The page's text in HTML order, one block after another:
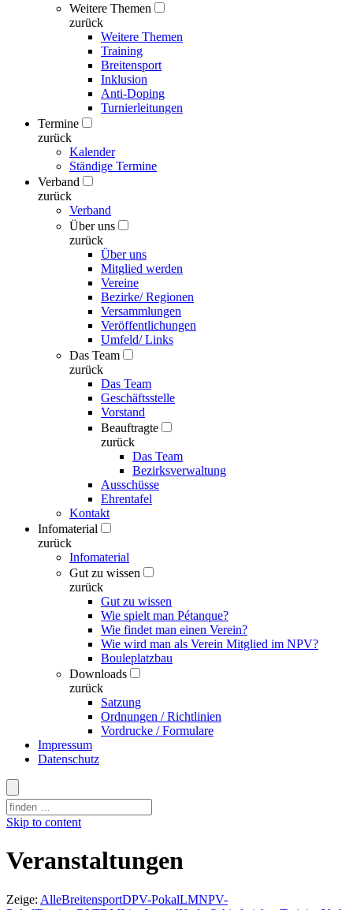
Weitere Themen
zurück
Weitere Themen
Training
Breitensport
Inklusion
Anti-Doping
Turnierleitungen
Termine
zurück
Kalender
Ständige Termine
Verband
zurück
Verband
Über uns
zurück
Über uns
Mitglied werden
Vereine
Bezirke/ Regionen
Versammlungen
Veröffentlichungen
Umfeld/ Links
Das Team
zurück
Das Team
Geschäftsstelle
Vorstand
Beauftragte
zurück
Das Team
Bezirksverwaltung
Ausschüsse
Ehrentafel
Kontakt
Infomaterial
zurück
Infomaterial
Gut zu wissen
zurück
Gut zu wissen
Wie spielt man Pétanque?
Wie findet man einen Verein?
Wie wird man als Verein Mitglied im NPV?
Bouleplatzbau
Downloads
zurück
Satzung
Ordnungen / Richtlinien
Vordrucke / Formulare
Impressum
Datenschutz
Skip to content
Veranstaltungen
Zeige: AlleBreitensportDPV-PokalLMNPV-